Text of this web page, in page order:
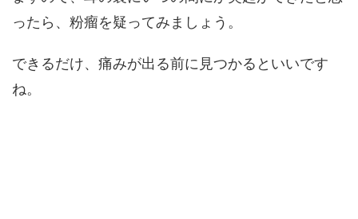
ったら、粉瘤を疑ってみましょう。
できるだけ、痛みが出る前に見つかるといいです
ね。